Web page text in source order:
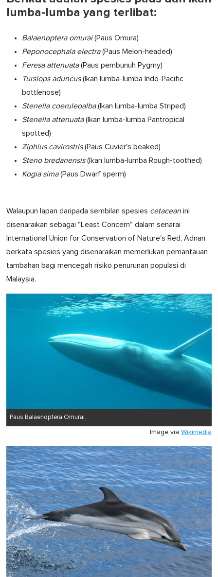
lumba-lumba yang terlibat:
Balaenoptera omurai(Paus Omura)
Peponocephala electra(Paus Melon-headed)
Feresa attenuata(Paus pembunuh Pygmy)
Tursiops aduncus(Ikan lumba-lumba Indo-Pacific
bottlenose)
Stenella coeruleoalba(Ikan lumba-lumba Striped)
Stenella attenuata(Ikan lumba-lumba Pantropical
spotted)
Ziphius cavirostris(Paus Cuvier's beaked)
Steno bredanensis(Ikan lumba-lumba Rough-toothed)
Kogia sima(Paus Dwarf sperm)
Walaupun lapan daripada sembilan spesies cetacean ini
disenaraikan sebagai "Least Concern" dalam senarai
International Union for Conservation of Nature's Red, Adnan
berkata spesies yang disenaraikan memerlukan pemantauan
tambahan bagi mencegah risiko penurunan populasi di
Malaysia.
Paus Balaenoptera Omurai.
Image via Wikimedia